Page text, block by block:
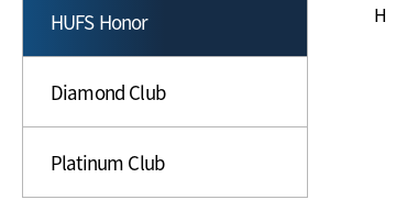
HUFS Honor
Diamond Club
Platinum Club
H